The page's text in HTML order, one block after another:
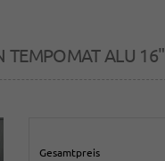
TEMPOMAT ALU 16"
Gesamtpreis